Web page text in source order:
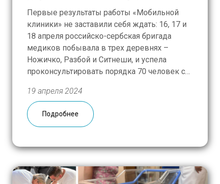
Первые результаты работы «Мобильной
клиники» не заставили себя ждать: 16, 17 и
18 апреля российско-сербская бригада
медиков побывала в трех деревнях –
Ножичко, Разбой и Ситнеши, и успела
проконсультировать порядка 70 человек с
работаем в Кукулье и готовимся к
большому насыщенному дню. К российской
медицине в Боснии и Герцеговине вообще
19 апреля 2024
Подробнее